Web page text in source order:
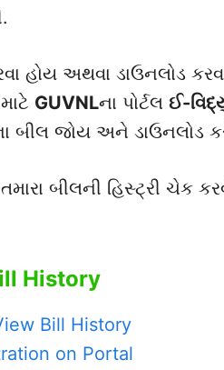
હોય અથવા ડાઉનલોડ
GUVNLના પોર્ટલ ઈ-
બીલ જોય અને ડાઉનલોડ
બીલની હિસ્ટ્રી ચેક
History
Bill History
on Portal